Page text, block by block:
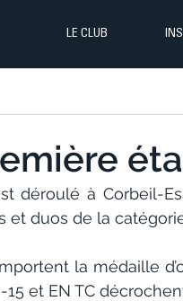
LE CLUB
déroulé à Corbeil-
et duos de la
la médaille
15 et EN TC